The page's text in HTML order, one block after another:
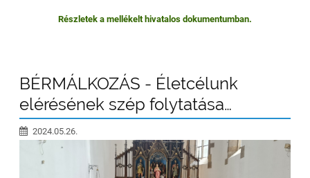
Részletek a mellékelt hivatalos dokumentumban.
BÉRMÁLKOZÁS - Életcélunk
elérésének szép folytatása…
2024.05.26.